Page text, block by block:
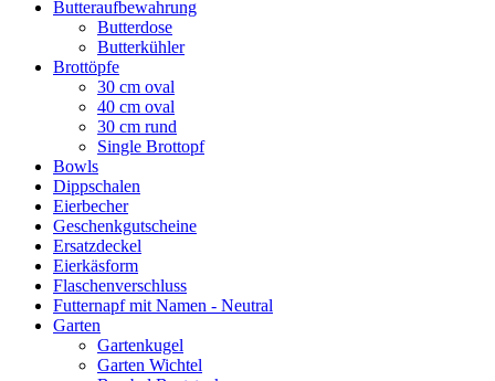
Butteraufbewahrung
Butterdose
Butterkühler
Brottöpfe
30 cm oval
40 cm oval
30 cm rund
Single Brottopf
Bowls
Dippschalen
Eierbecher
Geschenkgutscheine
Ersatzdeckel
Eierkäsform
Flaschenverschluss
Futternapf mit Namen - Neutral
Garten
Gartenkugel
Garten Wichtel